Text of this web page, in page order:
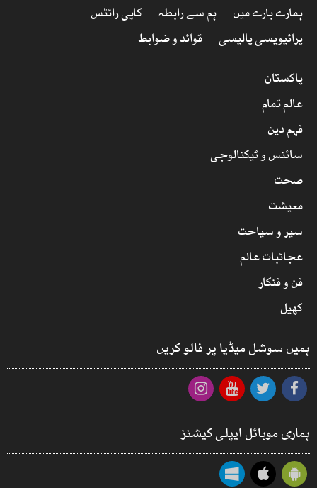
ہمارے بارے میں ہم سے رابطہ
کاپی رائٹس
پرائیویسی پالیسی
قوائد و ضوابط
پاکستان
عالم تمام
فہم دین
سائنس و ٹیکنالوجی
صحت
معیشت
سیر و سیاحت
عجائبات عالم
فن و فنکار
کھیل
ہمیں سوشل میڈیا پر فالو کریں
ہماری موبائل ایپلی کیشنز